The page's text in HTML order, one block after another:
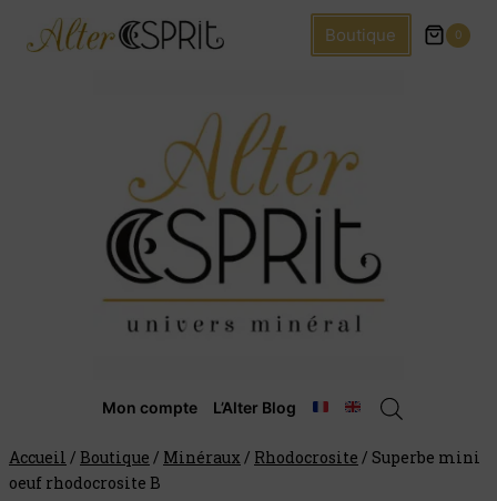
Boutique 0
Mon compte L’Alter Blog
Accueil / Boutique / Minéraux / Rhodocrosite / Superbe mini
oeuf rhodocrosite B